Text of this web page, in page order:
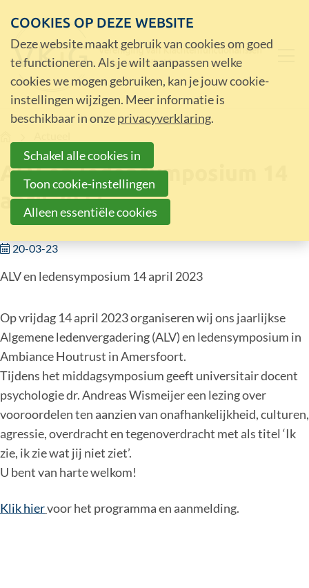
ALV en ledensymposium 14
april 2023
20-03-23
ALV en ledensymposium 14 april 2023
Op vrijdag 14 april 2023 organiseren wij ons jaarlijkse
Algemene ledenvergadering (ALV) en ledensymposium in
Ambiance Houtrust in Amersfoort.
Tijdens het middagsymposium geeft universitair docent
psychologie dr. Andreas Wismeijer een lezing over
vooroordelen ten aanzien van onafhankelijkheid, culturen,
agressie, overdracht en tegenoverdracht met als titel ‘Ik
zie, ik zie wat jij niet ziet’.
U bent van harte welkom!
Klik hiervoor het programma en aanmelding.
COOKIES OP DEZE WEBSITE
Deze website maakt gebruik van cookies om goed
te functioneren. Als je wilt aanpassen welke
cookies we mogen gebruiken, kan je jouw cookie-
instellingen wijzigen. Meer informatie is
beschikbaar in onzeprivacyverklaring.
Schakel alle cookies in
Toon cookie-instellingen
Alleen essentiële cookies